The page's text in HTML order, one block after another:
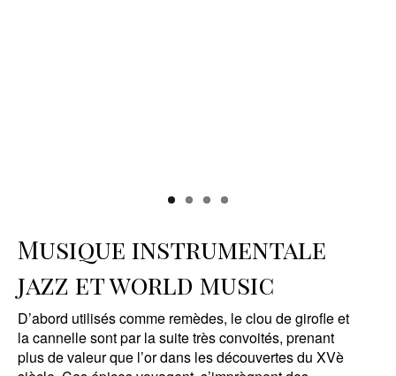
Musique instrumentale
jazz et world music
D’abord utilisés comme remèdes, le clou de girofle et
la cannelle sont par la suite très convoités, prenant
plus de valeur que l’or dans les découvertes du XVè